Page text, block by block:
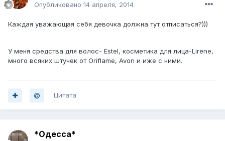
Опубликовано 14 апреля, 2014
Каждая уважающая себя девочка должна тут отписаться?)))
У меня средства для волос- Estel, косметика для лица-Lirene,
много всяких штучек от Oriflame, Avon и иже с ними.
Цитата
*Одесса*